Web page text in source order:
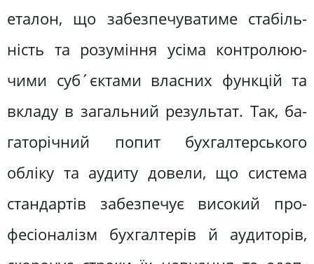
еталон, що забезпечуватиме стабіль­
ність та розуміння усіма контролюю­
чими суб´єктами власних функцій та
вкладу в загальний результат. Так, ба­
гаторічний попит бухгалтерського
обліку та аудиту довели, що система
стандартів забезпечує високий про­
фесіоналізм бухгалтерів й аудиторів,